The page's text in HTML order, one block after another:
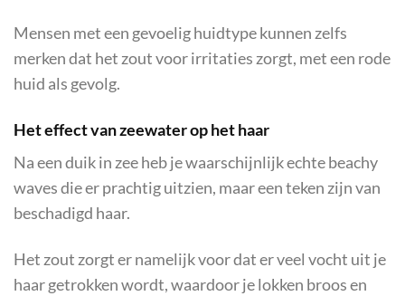
Mensen met een gevoelig huidtype kunnen zelfs
merken dat het zout voor irritaties zorgt, met een rode
huid als gevolg.
Het effect van zeewater op het haar
Na een duik in zee heb je waarschijnlijk echte beachy
waves die er prachtig uitzien, maar een teken zijn van
beschadigd haar.
Het zout zorgt er namelijk voor dat er veel vocht uit je
haar getrokken wordt, waardoor je lokken broos en